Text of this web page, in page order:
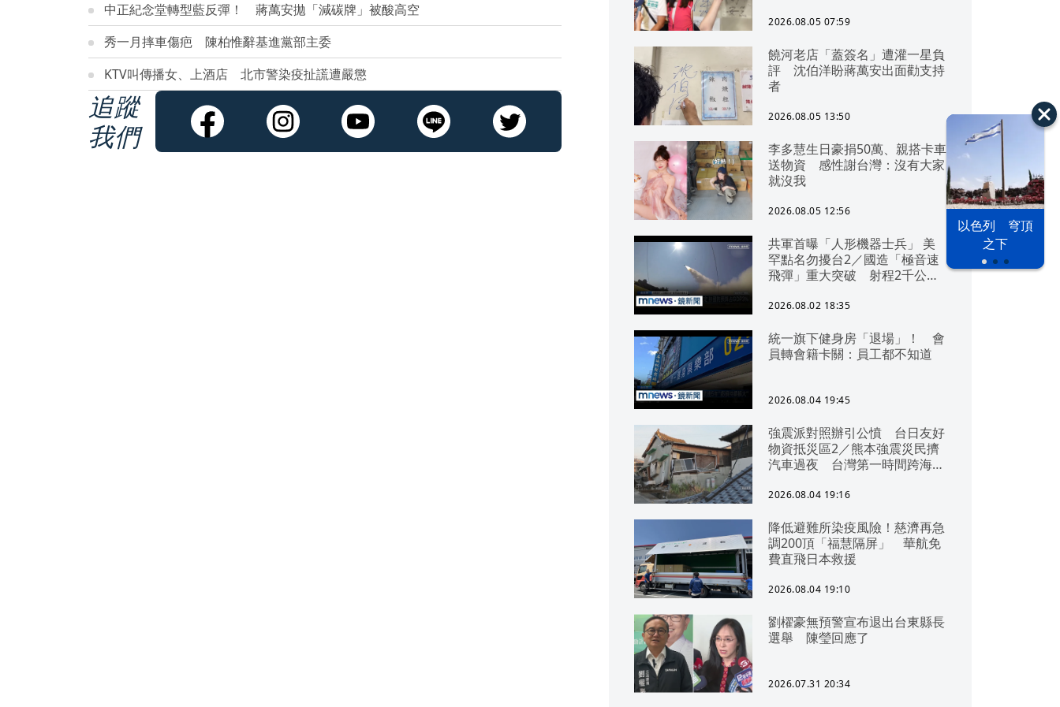
以色列 穹頂
之下
中正紀念堂轉型藍反彈！ 蔣萬安拋「減碳牌」被酸高空
秀一月摔車傷疤 陳柏惟辭基進黨部主委
KTV叫傳播女、上酒店 北市警染疫扯謊遭嚴懲
追蹤
我們
2026.08.05 07:59
饒河老店「蓋簽名」遭灌一星負
評 沈伯洋盼蔣萬安出面勸支持
者
2026.08.05 13:50
李多慧生日豪捐50萬、親搭卡車
送物資 感性謝台灣：沒有大家
就沒我
2026.08.05 12:56
共軍首曝「人形機器士兵」 美
罕點名勿擾台2／國造「極音速
飛彈」重大突破 射程2千公里
2026.08.02 18:35
統一旗下健身房「退場」！ 會
員轉會籍卡關：員工都不知道
2026.08.04 19:45
強震派對照辦引公憤 台日友好
物資抵災區2／熊本強震災民擠
汽車過夜 台灣第一時間跨海急
2026.08.04 19:16
降低避難所染疫風險！慈濟再急
調200頂「福慧隔屏」 華航免
費直飛日本救援
2026.08.04 19:10
劉櫂豪無預警宣布退出台東縣長
選舉 陳瑩回應了
2026.07.31 20:34